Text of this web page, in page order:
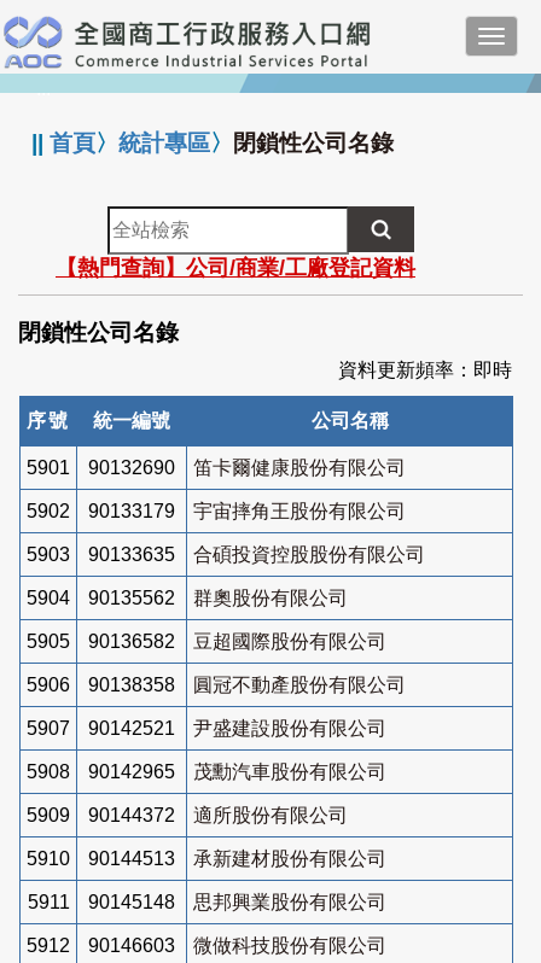
跳
到
主
要
:::
||首頁〉統計專區〉 閉鎖性公司名錄
全
站
檢
索
【熱門查詢】公司/商業/工廠登記資料
閉鎖性公司名錄
資料更新頻率：即時
序號 統一編號 公司名稱
5901 90132690 笛卡爾健康股份有限公司
5902 90133179 宇宙摔角王股份有限公司
5903 90133635 合碩投資控股股份有限公司
5904 90135562 群奧股份有限公司
5905 90136582 豆超國際股份有限公司
5906 90138358 圓冠不動產股份有限公司
5907 90142521 尹盛建設股份有限公司
5908 90142965 茂勳汽車股份有限公司
5909 90144372 適所股份有限公司
5910 90144513 承新建材股份有限公司
5911 90145148 思邦興業股份有限公司
5912 90146603 微做科技股份有限公司